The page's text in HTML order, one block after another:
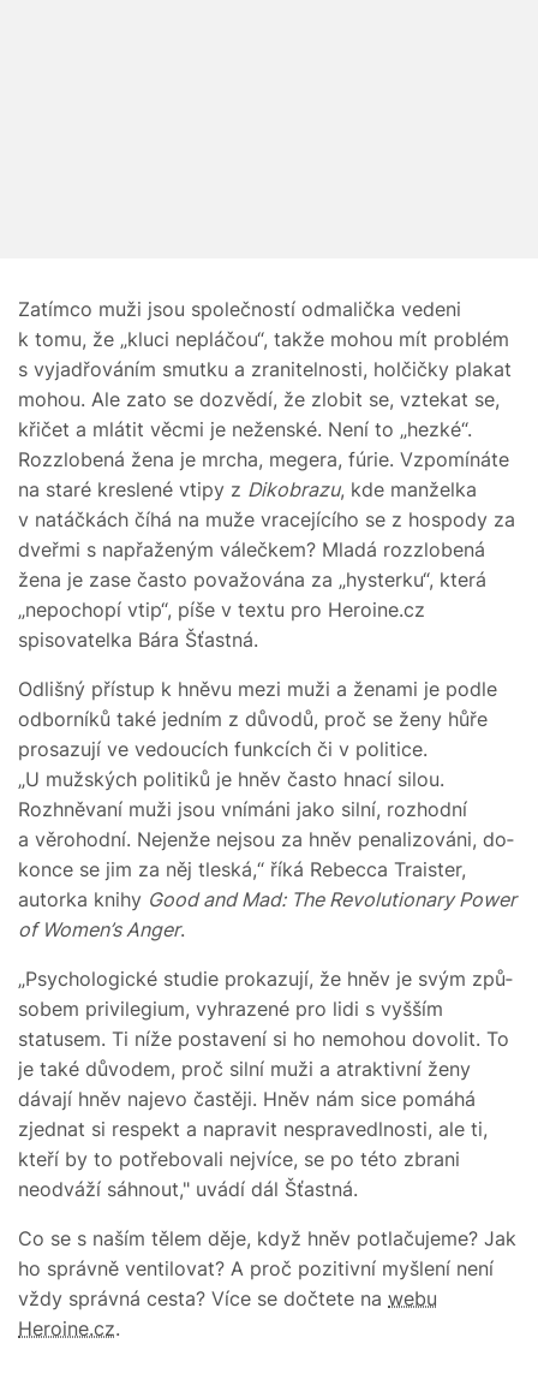
Zatímco muži jsou společností odmalička vedeni
k tomu, že „kluci nepláčou“, takže mohou mít problém
s vyjadřováním smutku a zranitelnosti, holčičky plakat
mohou. Ale zato se dozvědí, že zlobit se, vztekat se,
křičet a mlátit věcmi je neženské. Není to „hezké“.
Rozzlobená žena je mrcha, megera, fúrie. Vzpomínáte
na staré kreslené vtipy z Dikobrazu, kde manželka
v natáčkách číhá na muže vracejícího se z hospody za
dveřmi s napřaženým válečkem? Mladá rozzlobená
žena je zase často považována za „hysterku“, která
„nepochopí vtip“, píše v textu pro Heroine.cz
spisovatelka Bára Šťastná.
Odlišný přístup k hněvu mezi muži a ženami je podle
odborníků také jedním z důvodů, proč se ženy hůře
prosazují ve vedoucích funkcích či v politice.
„U mužských politiků je hněv často hnací silou.
Rozhněvaní muži jsou vnímáni jako silní, rozhodní
a věrohodní. Nejenže nejsou za hněv penalizováni, do­
konce se jim za něj tleská,“ říká Rebec­ca Traister,
autorka knihy Good and Mad: The Revolutionary Power
of Women’s Anger.
„Psychologické studie prokazují, že hněv je svým způ­
sobem privile­gium, vy­hrazené pro lidi s vyšším
statusem. Ti níže postavení si ho nemohou dovolit. To
je také důvodem, proč silní muži a atraktivní ženy
dávají hněv najevo častěji. Hněv nám sice pomáhá
zjednat si respekt a napravit nespravedlnosti, ale ti,
kteří by to potřebovali nejvíce, se po této zbrani
neodváží sáhnout," uvádí dál Šťastná.
Co se s naším tělem děje, když hněv potlačujeme? Jak
ho správně ventilovat? A proč pozitivní myšlení není
vždy správná cesta? Více se dočtete na webu
Heroine.cz.